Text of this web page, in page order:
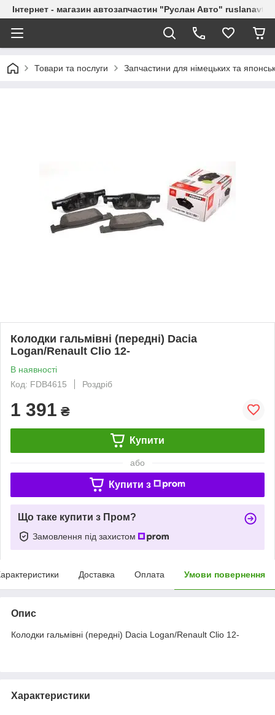
Інтернет - магазин автозапчастин "Руслан Авто"
Товари та послуги Запчастини для німецьких та
Колодки гальмівні (передні) Dacia
Logan/Renault Clio 12-
В наявності
Код: FDB4615
Роздріб
1 391 ₴
Купити
або
Купити з
Що таке купити з Пром?
Замовлення під захистом
Доставка Оплата Умови повернення
Опис
Колодки гальмівні (передні) Dacia Logan/Renault Clio 12-
Характеристики